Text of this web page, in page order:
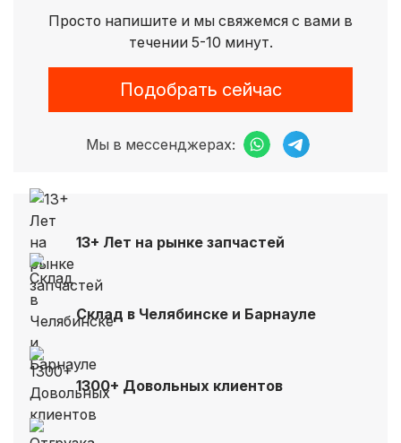
Просто напишите и мы свяжемся с вами в
течении 5-10 минут.
Подобрать сейчас
Мы в мессенджерах:
13+ Лет на рынке запчастей
Склад в Челябинске и Барнауле
1300+ Довольных клиентов